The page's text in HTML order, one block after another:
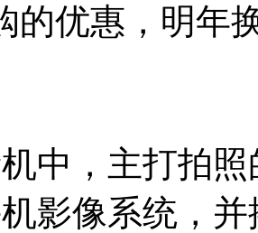
的优惠，明年
中，主打拍
影像系统，